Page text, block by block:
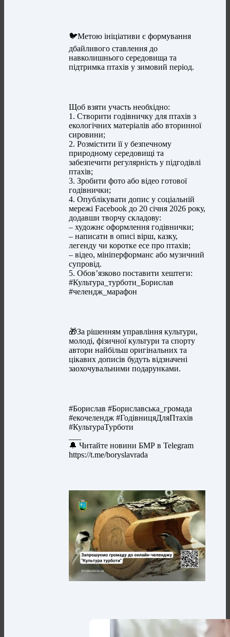
🐦Метою ініціативи є формування
дбайливого ставлення до
навколишнього середовища та
підтримка птахів у зимовий період.
Щоб взяти участь необхідно:
1. Створити годівничку для птахів з
екологічних матеріалів або вторинної
сировини;
2. Розмістити її у безпечному
природному середовищі та
забезпечити регулярність у підгодівлі
птахів;
3. Зробити фото або відео готової
годівнички;
4. Опублікувати допис у соціальній
мережі Facebook до 20 січня 2026 року,
додавши творчу складову:
– художнє оформлення годівнички;
– написати в описі вірш, казку,
легенду чи коротке есе про птахів;
– відео, мініперформанс або музичний
супровід.
5. Обов’язково поставити хештеги:
#Культура_турботи_Борислав
#челендж_марафон
🎁За рішенням управління культури,
молоді, фізичної культури та спорту
автори найбільш оригінальних та
цікавих дописів будуть відзначені
заохочувальними подарунками.
#Борислав #Бориславська_громада
#екочелендж #ГодівницяДляПтахів
#КультураТурботи
🔔 Читайте новини БМР в Telegram
https://t.me/boryslavrada